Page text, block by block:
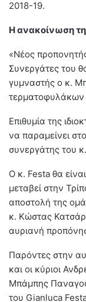
2018-19.
Η ανακοίνωση
«Νέος
Συνεργάτες του
γυμναστής ο κ.
τερματοφυλάκων
Επιθυμία της
να παραμείνει
συνεργάτης του
Ο κ. Festa θα
μεταβεί στην
αποστολή της
κ. Κώστας
αυριανή
Παρόντες στην
και οι κύριοι
Μπάμπης
του Gianluca